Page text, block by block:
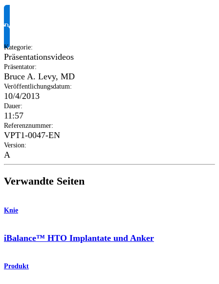
Produktinformationen anfragen
Kategorie:
Präsentationsvideos
Präsentator:
Bruce A. Levy, MD
Veröffentlichungsdatum:
10/4/2013
Dauer:
11:57
Referenznummer:
VPT1-0047-EN
Version:
A
Verwandte Seiten
Knie
iBalance™ HTO Implantate und Anker
Produkt